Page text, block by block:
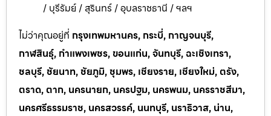
/ บุรีรัมย์ / สุรินทร์ / อุบลราชธานี / ฯลฯ
ไม่ว่าคุณอยู่ที่ กรุงเทพมหานคร, กระบี่, กาญจนบุรี,
กาฬสินธุ์, กำแพงเพชร, ขอนแก่น, จันทบุรี, ฉะเชิงเทรา,
ชลบุรี, ชัยนาท, ชัยภูมิ, ชุมพร, เชียงราย, เชียงใหม่, ตรัง,
ตราด, ตาก, นครนายก, นครปฐม, นครพนม, นครราชสีมา,
นครศรีธรรมราช, นครสวรรค์, นนทบุรี, นราธิวาส, น่าน,